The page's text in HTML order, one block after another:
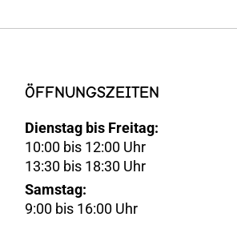
ÖFFNUNGSZEITEN
Dienstag bis Freitag:
10:00 bis 12:00 Uhr
13:30 bis 18:30 Uhr
Samstag:
9:00 bis 16:00 Uhr